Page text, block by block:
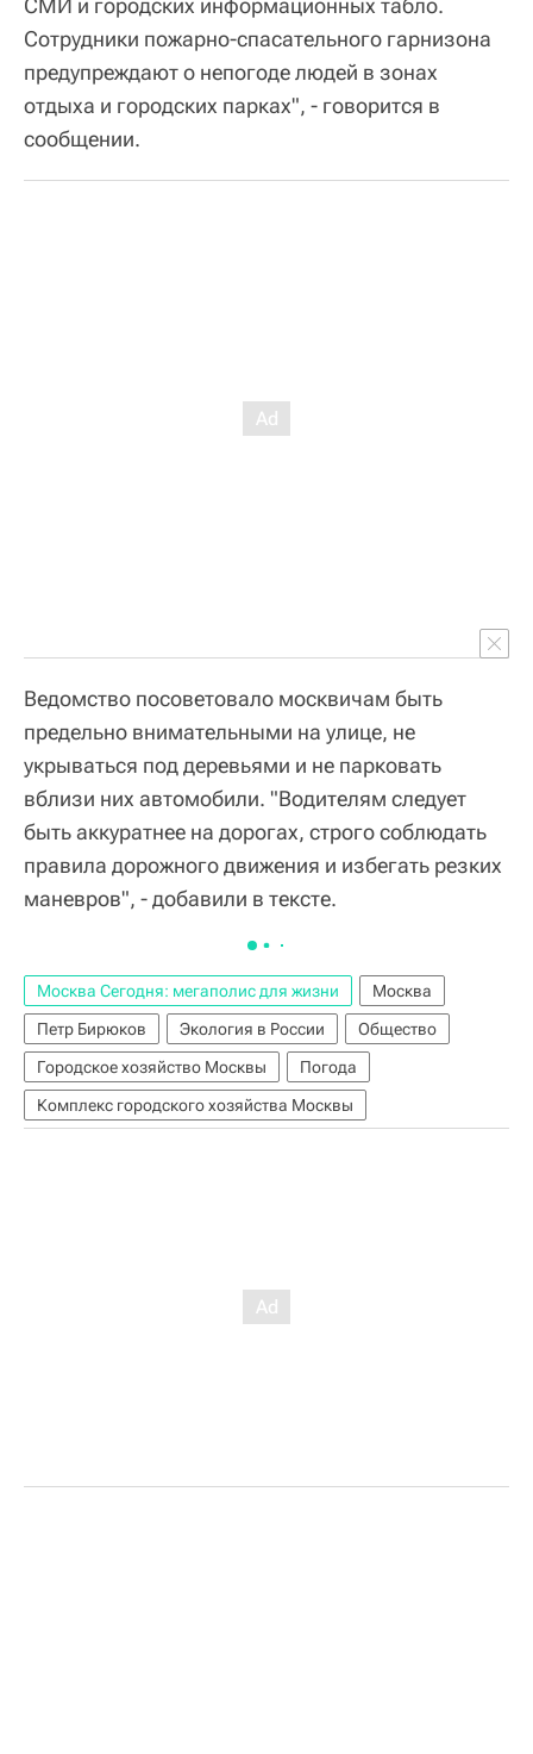
СМИ и городских информационных табло.
Сотрудники пожарно-спасательного гарнизона
предупреждают о непогоде людей в зонах
отдыха и городских парках", - говорится в
сообщении.
Ведомство посоветовало москвичам быть
предельно внимательными на улице, не
укрываться под деревьями и не парковать
вблизи них автомобили. "Водителям следует
быть аккуратнее на дорогах, строго соблюдать
правила дорожного движения и избегать резких
маневров", - добавили в тексте.
Москва Сегодня: мегаполис для жизни
Москва
Петр Бирюков
Экология в России
Общество
Городское хозяйство Москвы
Погода
Комплекс городского хозяйства Москвы